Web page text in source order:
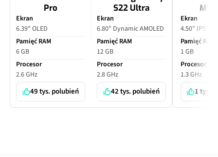
Pro
Ekran
6.39" OLED
Pamięć RAM
6 GB
Procesor
2.6 GHz
49 tys. polubień
S22 Ultra
Ekran
6.80" Dynamic AMOLED
Pamięć RAM
12 GB
Procesor
2.8 GHz
42 tys. polubień
Ekran
4.50" IPS
Pamięć RAM
1 GB
Procesor
1.3 GHz
1 tys.